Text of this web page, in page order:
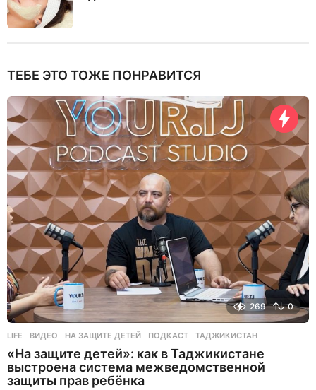
ТЕБЕ ЭТО ТОЖЕ ПОНРАВИТСЯ
269 0
LIFE ВИДЕО ,НА ЗАЩИТЕ ДЕТЕЙ ,ПОДКАСТ ,ТАДЖИКИСТАН
«На защите детей»: как в Таджикистане
выстроена система межведомственной
защиты прав ребёнка